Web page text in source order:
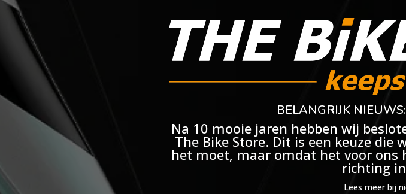
BELANGRIJK
Na 10 mooie jaren hebben wij
The Bike Store. Dit is een keuze
het moet, maar omdat het voor
richting
Lees meer bij